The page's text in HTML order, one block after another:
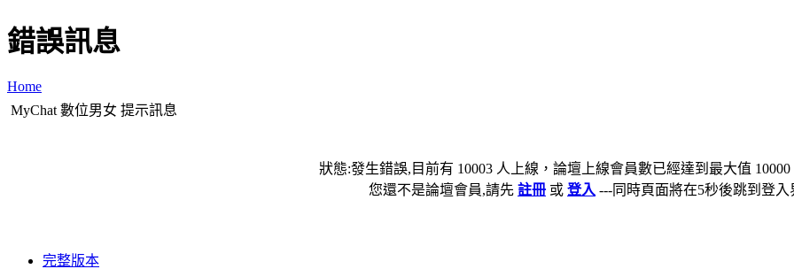
錯誤訊息
Home
MyChat 數位男女 提示訊息
狀態:發生錯誤,目前有 10003 人上線，論壇上線會員數已經達到最大值
您還不是論壇會員,請先 註冊 或 登入 ---同時頁面將在5秒後跳到登入
完整版本